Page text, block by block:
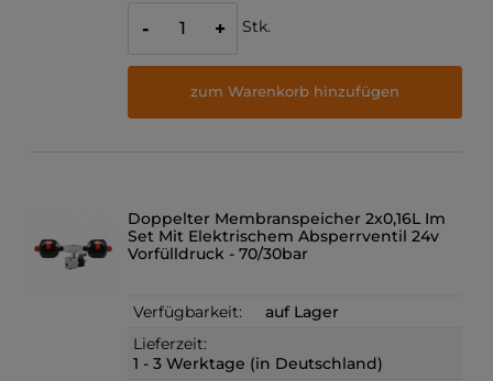
- + Stk.
zum Warenkorb hinzufügen
Doppelter Membranspeicher 2x0,16L Im
Set Mit Elektrischem Absperrventil 24v
Vorfülldruck - 70/30bar
Verfügbarkeit:
auf Lager
Lieferzeit:
1 - 3 Werktage (in Deutschland)